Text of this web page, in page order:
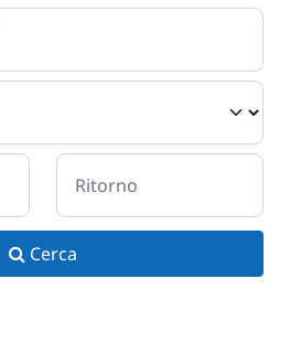
Ritorno
Cerca